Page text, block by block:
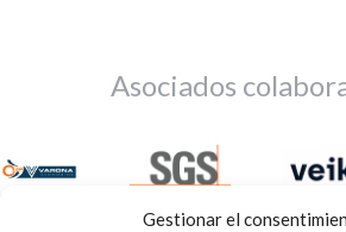
Gestionar el
Asociados